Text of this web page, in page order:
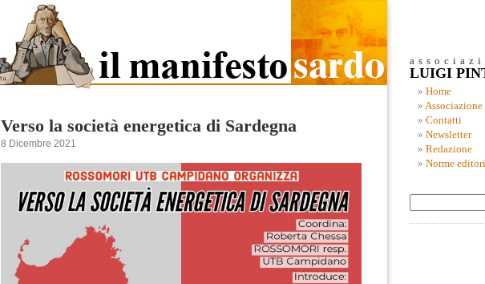
Verso la società energetica di Sardegna
8 Dicembre 2021
LUIGI
Home
Associazione
Contatti
Newsletter
Redazione
Norme